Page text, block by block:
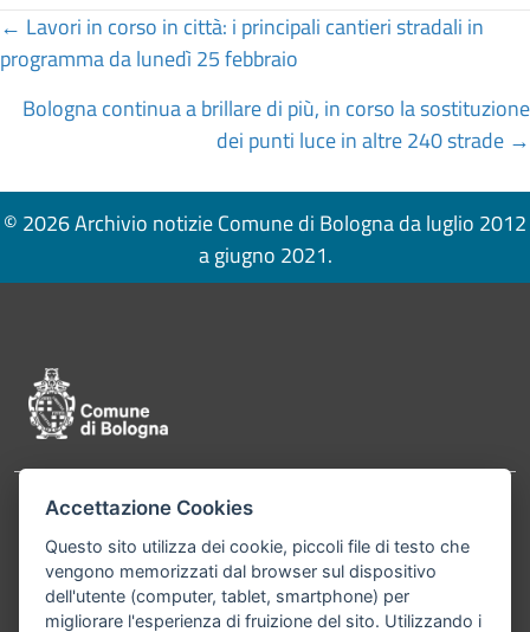
Posts
navigation
← Lavori in corso in città: i principali cantieri stradali in
programma da lunedì 25 febbraio
Bologna continua a brillare di più, in corso la sostituzione
dei punti luce in altre 240 strade →
© 2026 Archivio notizie Comune di Bologna da luglio 2012
a giugno 2021.
Contatti
Bologna P.Iva 01232710374 Cod. IBAN: IT 88 R
02008 02435 000020067156
Accettazione Cookies
Questo sito utilizza dei cookie, piccoli file di testo che
vengono memorizzati dal browser sul dispositivo
dell'utente (computer, tablet, smartphone) per
migliorare l'esperienza di fruizione del sito. Utilizzando i